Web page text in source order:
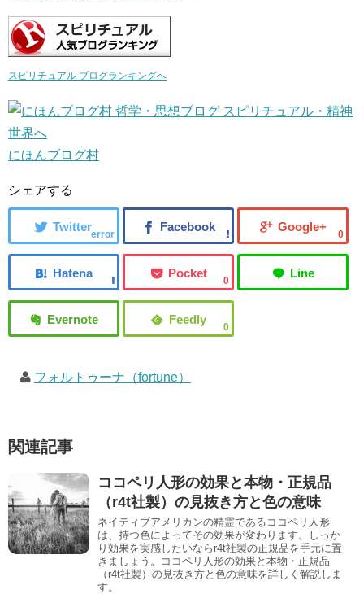
スピリチュアル ブログランキングへ
にほんブログ村
シェアする
error 0
0
0
フォルトゥーナ（fortune）
関連記事
ココペリ人形の効果と本物・正規品
（r4t社製）の見抜き方と色の意味
ネイティブアメリカンの精霊であるココペリ人形
は、持つ色によってその効果が変わります。しっか
り効果を実感したいならr4t社製の正規品を手元に置
きましょう。ココペリ人形の効果と本物・正規品
（r4t社製）の見抜き方と色の意味を詳しく解説しま
す。